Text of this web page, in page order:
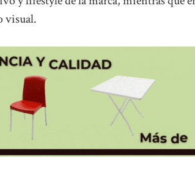
visual.